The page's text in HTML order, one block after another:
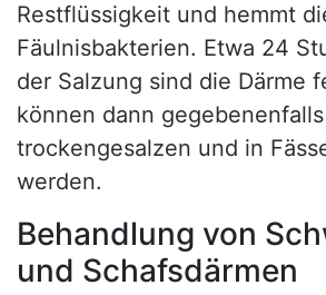
Restflüssigkeit und hemmt
Fäulnisbakterien. Etwa 24
der Salzung sind die Därme
können dann
trockengesalzen und in
werden.
Behandlung von
und Schafsdärmen